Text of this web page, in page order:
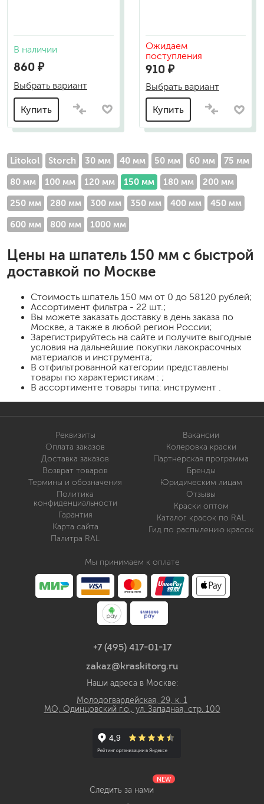
В наличии
860 ₽
Выбрать вариант
Купить
Ожидаем
поступления
910 ₽
Выбрать вариант
Купить
Litokol Storch 30 мм 40 мм 50 мм 60 мм 75 мм
80 мм 100 мм 120 мм 150 мм 180 мм 200 мм
250 мм 280 мм 300 мм 350 мм 400 мм 450 мм
600 мм 800 мм 1000 мм
Цены на шпатель 150 мм с быстрой
доставкой по Москве
Стоимость шпатель 150 мм от 0 до 58120 рублей;
Ассортимент фильтра - 22 шт.;
Вы можете заказать доставку в день заказа по
Москве, а также в любой регион России;
Зарегистрируйтесь на сайте и получите выгодные
условия на дальнейшие покупки лакокрасочных
материалов и инструмента;
В отфильтрованной категории представлены
товары по характеристикам : ;
В ассортименте товары типа: инструмент .
Реквизиты
Оплата заказов
Доставка заказов
Возврат товаров
Термины и обозначения
Политика
конфиденциальности
Гарантия
Карта сайта
Палитра RAL
Вакансии
Колеровка краски
Партнерская программа
Бренды
Юридическим лицам
Отзывы
Краски оптом
Каталог красок по RAL
Гид по распылению красок
Мы принимаем к оплате
+7 (495) 417-01-17
zakaz@kraskitorg.ru
Наши адреса в Москве:
Молодогвардейская, 29, к. 1
МО, Одинцовский г.о., ул. Западная, стр. 100
Следить за нами
NEW